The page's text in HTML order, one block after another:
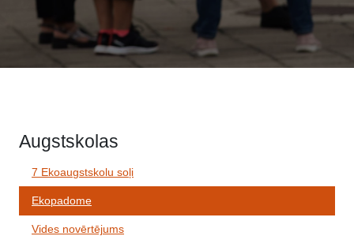
Augstskolas
7 Ekoaugstskolu soļi
Ekopadome
Vides novērtējums